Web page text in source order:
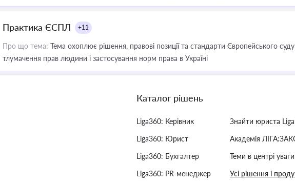
Практика ЄСПЛ +11
Про що тема: Тема охоплює рішення, правові позиції та стандарти Європейського
тлумачення прав людини і застосування норм права в Україні
Каталог рішень
Liga360: Керівник
Liga360: Юрист
Liga360: Бухгалтер
Liga360: PR-менеджер
Знайти юриста
Академія
Теми в центрі уваги
Усі рішення і